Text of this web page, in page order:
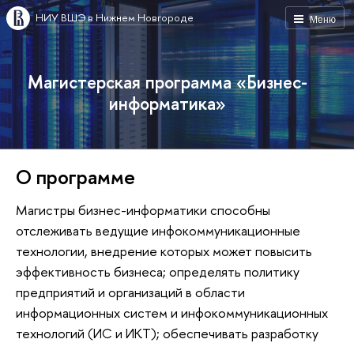
Меню
НИУ ВШЭ в Нижнем Новгороде
Магистерская программа «Бизнес-
информатика»
О программе
Магистры бизнес-информатики способны
отслеживать ведущие инфокоммуникационные
технологии, внедрение которых может повысить
эффективность бизнеса; определять политику
предприятий и организаций в области
информационных систем и инфокоммуникационных
технологий (ИС и ИКТ); обеспечивать разработку